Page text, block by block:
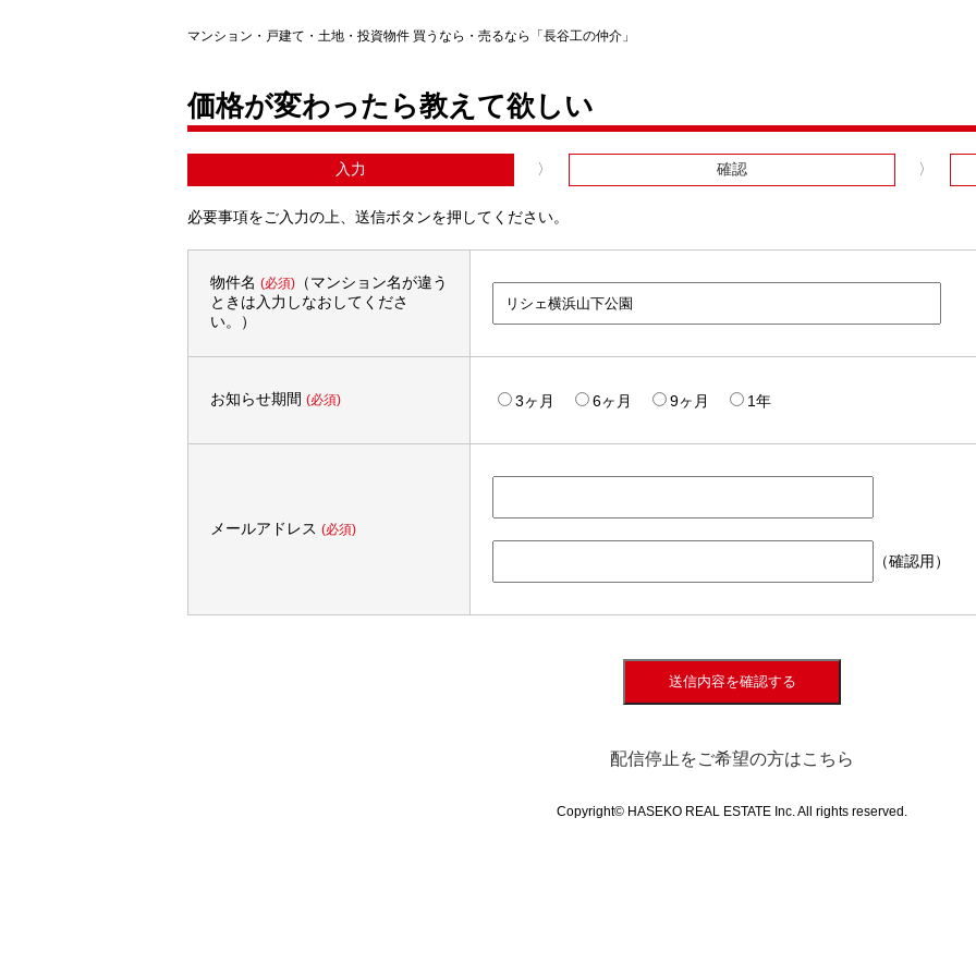
マンション・戸建て・土地・投資物件 買うなら・売るなら「長谷工の仲介」
価格が変わったら教えて欲しい
入力 確認
必要事項をご入力の上、送信ボタンを押してください。
物件名 (必須)（マンション名が違う
ときは入力しなおしてくださ
い。）
お知らせ期間 (必須) 3ヶ月 6ヶ月 9ヶ月 1年
メールアドレス (必須)
（確認用）
送信内容を確認する
配信停止をご希望の方はこちら
Copyright© HASEKO REAL ESTATE Inc. All rights reserved.